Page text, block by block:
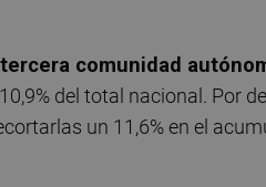
comunidad
del total nacional. Por
un 11,6% en el